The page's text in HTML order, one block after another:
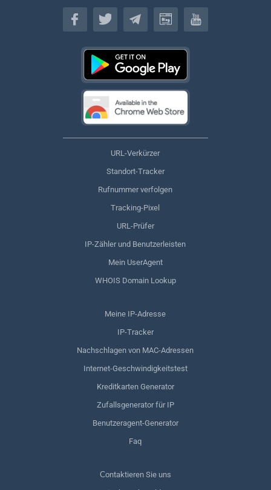
Deutsch
URL-Verkürzer
Standort-Tracker
Rufnummer verfolgen
Tracking-Pixel
URL-Prüfer
IP-Zähler und Benutzerleisten
Mein UserAgent
WHOIS Domain Lookup
Meine IP-Adresse
IP-Tracker
Nachschlagen von MAC-Adressen
Internet-Geschwindigkeitstest
Kreditkarten Generator
Zufallsgenerator für IP
Benutzeragent-Generator
Faq
Сontaktieren Sie uns